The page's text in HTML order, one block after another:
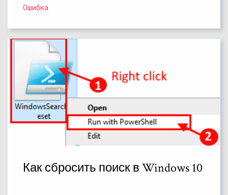
Ошибка
Как сбросить поиск в Windows 10